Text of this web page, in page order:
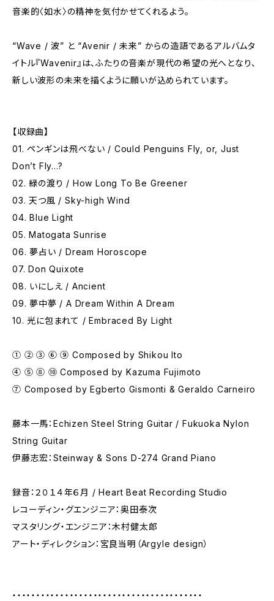
音楽的〈如水〉の精神を気付かせてくれるよう。
“Wave / 波” と “Avenir / 未来” からの造語であるアルバムタ
イトル『Wavenir』は、ふたりの音楽が現代の希望の光へとなり、
新しい波形の未来を描くように願いが込められています。
【収録曲】
01. ペンギンは飛べない / Could Penguins Fly, or, Just
Don’t Fly…?
02. 緑の渡り / How Long To Be Greener
03. 天つ風 / Sky-high Wind
04. Blue Light
05. Matogata Sunrise
06. 夢占い / Dream Horoscope
07. Don Quixote
08. いにしえ / Ancient
09. 夢中夢 / A Dream Within A Dream
10. 光に包まれて / Embraced By Light
① ② ③ ⑥ ⑨ Composed by Shikou Ito
④ ⑤ ⑧ ⑩ Composed by Kazuma Fujimoto
⑦ Composed by Egberto Gismonti & Geraldo Carneiro
藤本一馬：Echizen Steel String Guitar / Fukuoka Nylon
String Guitar
伊藤志宏：Steinway & Sons D-274 Grand Piano
録音：２０１４年６月 / Heart Beat Recording Studio
レコーディン・グエンジニア：奥田泰次
マスタリング・エンジニア：木村健太郎
アート・ディレクション：宮良当明（Argyle design）
・・・・・・・・・・・・・・・・・・・・・・・・・・・・・・・・・・・・・・・・